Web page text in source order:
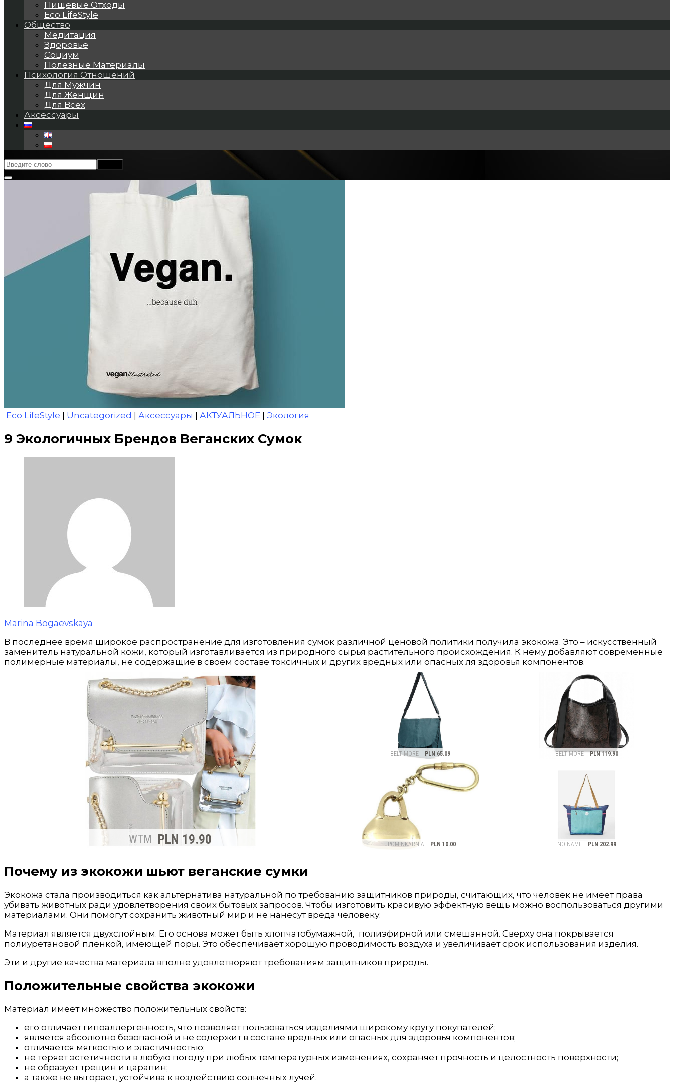
Пищевые Отходы
Eco LifeStyle
Общество
Медитация
Здоровье
Социум
Полезные Материалы
Психология Отношений
Для Мужчин
Для Женщин
Для Всех
Аксессуары
Eco LifeStyle Uncategorized Аксессуары АКТУАЛЬНОЕ Экология
9 Экологичных Брендов Веганских Сумок
Marina Bogaevskaya
В последнее время широкое распространение для изготовления сумок различной ценовой политики получила экокожа. Это – искусственный
заменитель натуральной кожи, который изготавливается из природного сырья растительного происхождения. К нему добавляют современные
полимерные материалы, не содержащие в своем составе токсичных и других вредных или опасных ля здоровья компонентов.
Почему из экокожи шьют веганские сумки
Экокожа стала производиться как альтернатива натуральной по требованию защитников природы, считающих, что человек не имеет права
убивать животных ради удовлетворения своих бытовых запросов. Чтобы изготовить красивую эффектную вещь можно воспользоваться другими
материалами. Они помогут сохранить животный мир и не нанесут вреда человеку.
Материал является двухслойным. Его основа может быть хлопчатобумажной, полиэфирной или смешанной. Сверху она покрывается
полиуретановой пленкой, имеющей поры. Это обеспечивает хорошую проводимость воздуха и увеличивает срок использования изделия.
Эти и другие качества материала вполне удовлетворяют требованиям защитников природы.
Положительные свойства экокожи
Материал имеет множество положительных свойств:
его отличает гипоаллергенность, что позволяет пользоваться изделиями широкому кругу покупателей;
является абсолютно безопасной и не содержит в составе вредных или опасных для здоровья компонентов;
отличается мягкостью и эластичностью;
не теряет эстетичности в любую погоду при любых температурных изменениях, сохраняет прочность и целостность поверхности;
не образует трещин и царапин;
а также не выгорает, устойчива к воздействию солнечных лучей.